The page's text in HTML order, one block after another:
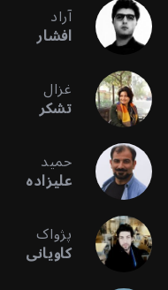
آراد
افشار
غزال
تشکر
حمید
علیزاده
پژواک
کاویانی